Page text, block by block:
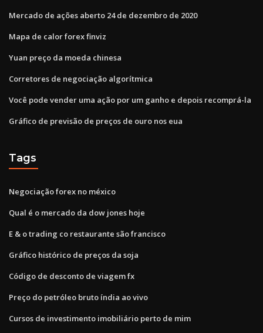
Mercado de ações aberto 24 de dezembro de 2020
Mapa de calor forex finviz
Yuan preço da moeda chinesa
Corretores de negociação algorítmica
Você pode vender uma ação por um ganho e depois recomprá-la
Gráfico de previsão de preços de ouro nos eua
Tags
Negociação forex no méxico
Qual é o mercado da dow jones hoje
E & o trading co restaurante são francisco
Gráfico histórico de preços da soja
Código de desconto de viagem fx
Preço do petróleo bruto índia ao vivo
Cursos de investimento imobiliário perto de mim